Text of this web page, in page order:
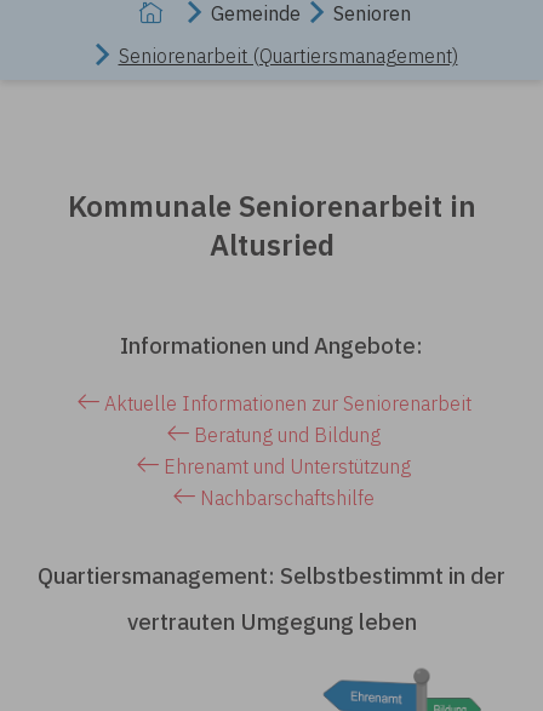
Gemeinde
Senioren
Seniorenarbeit (Quartiersmanagement)
Kommunale Seniorenarbeit in
Altusried
Informationen und Angebote:
Aktuelle Informationen zur Seniorenarbeit
Beratung und Bildung
Ehrenamt und Unterstützung
Nachbarschaftshilfe
Quartiersmanagement: Selbstbestimmt in der
vertrauten Umgegung leben